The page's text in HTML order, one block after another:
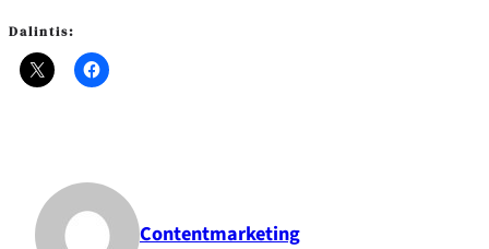
Dalintis:
Contentmarketing